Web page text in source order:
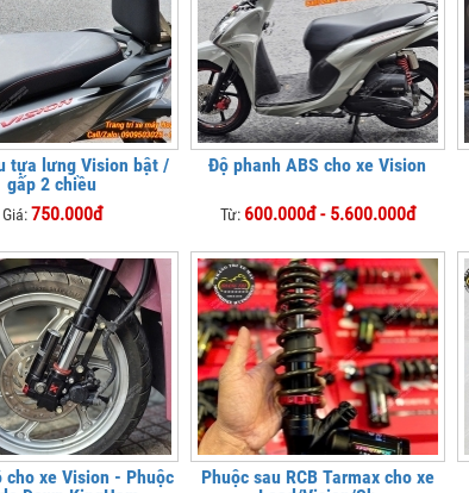
tựa lưng Vision bật /
gấp 2 chiều
Giá:750.000đ
Độ phanh ABS cho xe Vision
Từ: 600.000đ - 5.600.000đ
cho xe Vision - Phuộc
Phuộc sau RCB Tarmax cho xe